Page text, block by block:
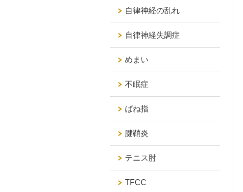
自律神経の乱れ
自律神経失調症
めまい
不眠症
ばね指
腱鞘炎
テニス肘
TFCC